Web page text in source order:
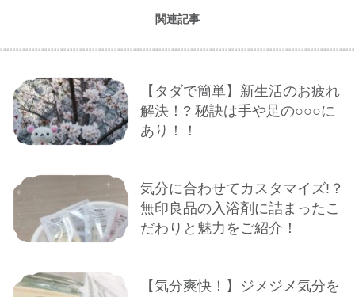
関連記事
【タダで簡単】新生活のお疲れ
解決！? 秘訣は手や足の○○○に
あり！！
気分に合わせてカスタマイズ!？
無印良品の入浴剤に詰まったこ
だわりと魅力をご紹介！
【気分爽快！】ジメジメ気分を